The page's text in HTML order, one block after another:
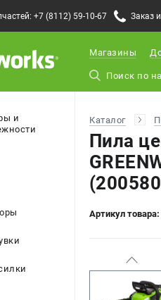
+7 (8112) 59-10-67 Заказ
Магазины
и
Каталог
Пила
Артикул товара: